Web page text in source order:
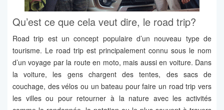
Qu’est ce que cela veut dire, le road trip?
Road trip est un concept populaire d’un nouveau type de
tourisme. Le road trip est principalement connu sous le nom
d’un voyage par la route en moto, mais aussi en voiture. Dans
la voiture, les gens chargent des tentes, des sacs de
couchage, des vélos ou un bateau pour faire un road trip vers
les villes ou pour retourner à la nature avec les activités